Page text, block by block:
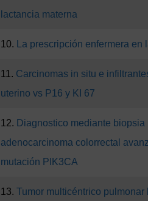
lactancia materna
10. La prescripción enfermera en
11. Carcinomas in situ e
uterino vs P16 y KI 67
12. Diagnostico mediante biopsia
adenocarcinoma colorrectal
mutación PIK3CA
13. Tumor multicéntrico